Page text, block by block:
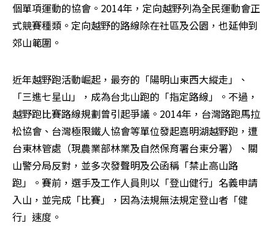
個單項運動的協會。2014年，定向越野列為全民運動會正
式競賽種類。定向越野的路線除在社區及公園，也延伸到
郊山範圍。
近年越野跑活動崛起，最夯的「陽明山東西大縱走」、
「三進七星山」，成為台北山跑的「指定路線」。不過，
越野跑比賽路線規劃曾引起爭議。2014年，台灣路跑馬拉
松協會、台灣極限鐵人協會等單位發起嘉明湖越野跑，遭
台東林管處（現農業部林業及自然保育署台東分署）、關
山警分局反對，並多次發聲明及公函稱「禁止高山路
跑」。賽前，選手及工作人員則以「登山健行」名義申請
入山，並完成「比賽」，因為法規無法規定登山者「健
行」速度。